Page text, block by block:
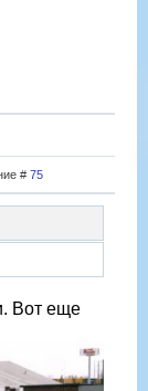
# 75
Вот еще